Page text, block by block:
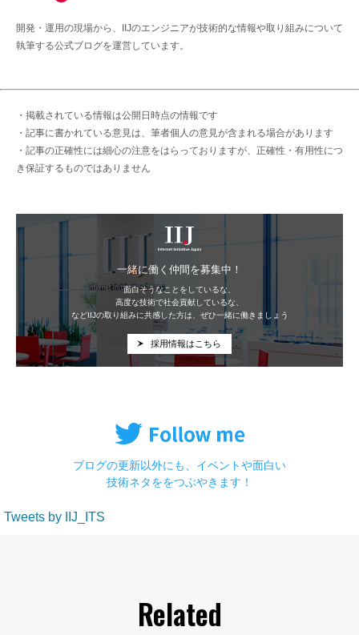
開発・運用の現場から、IIJのエンジニアが技術的な情報や取り組みについて
執筆する公式ブログを運営しています。
・掲載されている情報は公開日時点の情報です
・記事に書かれている意見は、筆者個人の意見が含まれる場合があります
・記事の正確性には細心の注意をはらっておりますが、正確性・有用性につ
き保証するものではありません
IIJ
一緒に働く仲間を募集中！
面白そうなことをしているな、
高度な技術で社会貢献しているな、
などIIJの取り組みに共感した方は、ぜひ一緒に働きましょう
採用情報はこちら
ブログの更新以外にも、イベントや面白い
技術ネタををつぶやきます！
Tweets by IIJ_ITS
Related